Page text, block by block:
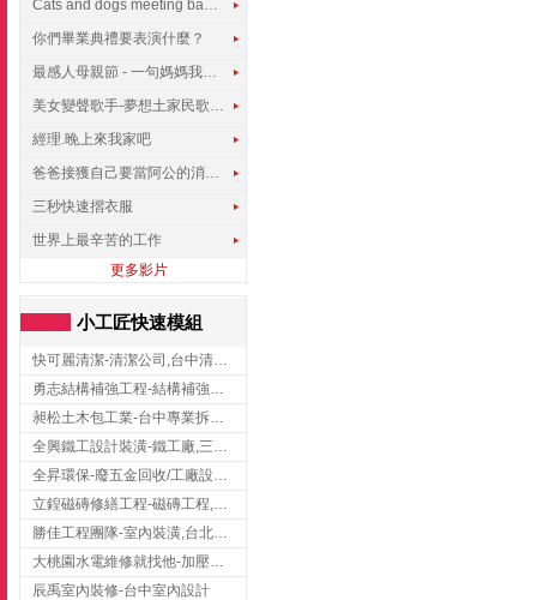
Cats and dogs meeting babies for the first time
你們畢業典禮要表演什麼？
最感人母親節 - 一句媽媽我愛你
美女變聲歌手-夢想土家民歌傳遍世界
經理.晚上來我家吧
爸爸接獲自己要當阿公的消息，反應史上最可愛!!!
三秒快速摺衣服
世界上最辛苦的工作
更多影片
小工匠快速模組
快可麗清潔-清潔公司,台中清潔公司,台中居家清潔
勇志結構補強工程-結構補強工程 ,桃園結構補強工程,龍潭結構補強工程
昶松土木包工業-台中專業拆除工程/挖土機出租
全興鐵工設計裝潢-鐵工廠,三峽鐵工廠,台北鐵工廠
全昇環保-廢五金回收/工廠設備收購/機械設備回收/高價收購廠房設備
立鍠磁磚修繕工程-磁磚工程,磁磚修補,新竹磁磚工程
勝佳工程團隊-室內裝潢,台北房屋裝修,三重室內裝修
大桃園水電維修就找他-加壓馬達,抽水馬達,桃園水電行,中壢水電
辰禹室內裝修-台中室內設計